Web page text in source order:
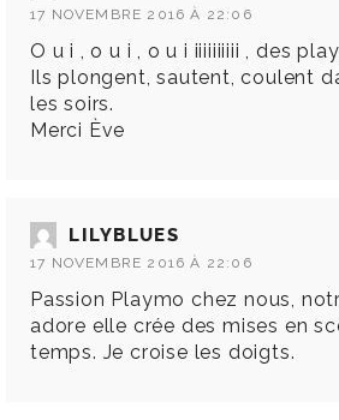
17 NOVEMBRE 2016 À 22:06
O u i , o u i , o u i iiiiiiiiii , des
Ils plongent, sautent, coulent
les soirs.
Merci Ève
LILYBLUES
17 NOVEMBRE 2016 À 22:06
Passion Playmo chez nous,
adore elle crée des mises en
temps. Je croise les doigts.